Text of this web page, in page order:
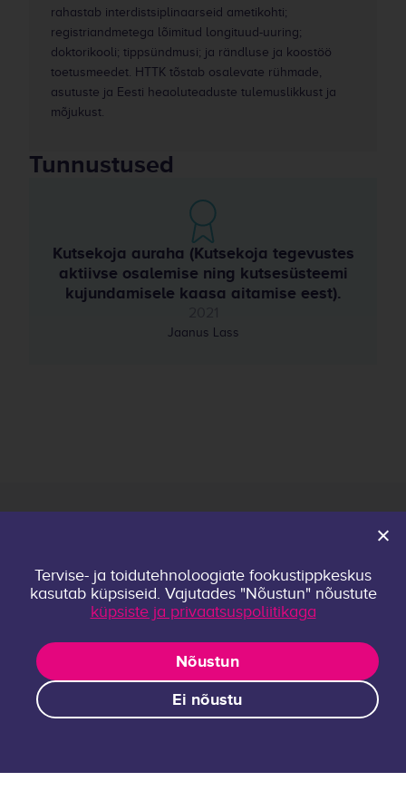
rahastab interdistsiplinaarseid ametikohti;
registriandmetega lõimitud longituud-uuring;
doktorikooli; tippsündmusi; ja rändluse ja koostöö
toetusmeedet. HTTK tõstab osalevate rühmade,
asutuste ja Eesti heaoluteaduste tulemuslikkust ja
mõjukust.
Tunnustused
Kutsekoja auraha (Kutsekoja tegevustes
aktiivse osalemise ning kutsesüsteemi
kujundamisele kaasa aitamise eest).
Jaanus Lass
Keskusest
Uurimisrühmad
Publikatsioonid
Projektid
Tervise- ja toidutehnoloogiate fookustippkeskus
kasutab küpsiseid. Vajutades "Nõustun" nõustute
küpsiste ja privaatsuspoliitikaga
Nõustun
Ei nõustu